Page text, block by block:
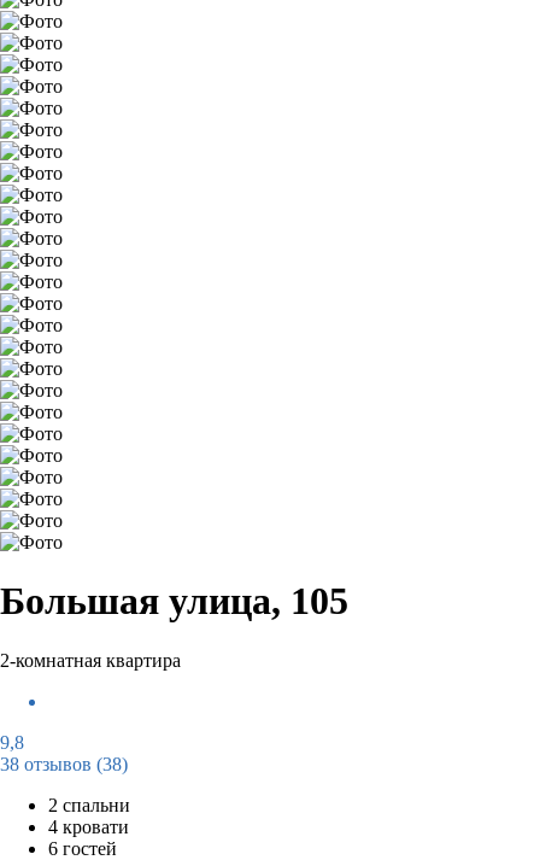
Большая улица, 105
2-комнатная квартира
9,8
38 отзывов (38)
2 спальни
4 кровати
6 гостей